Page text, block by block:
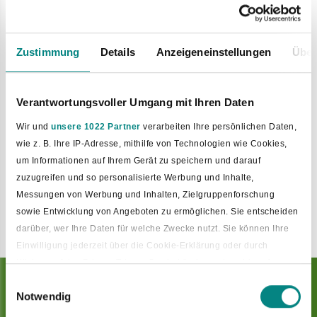
Zustimmung Details Anzeigeneinstellungen
Verantwortungsvoller Umgang mit Ihren Daten
Wir und unsere 1022 Partner verarbeiten Ihre persönlichen Daten,
wie z. B. Ihre IP-Adresse, mithilfe von Technologien wie Cookies,
um Informationen auf Ihrem Gerät zu speichern und darauf
zuzugreifen und so personalisierte Werbung und Inhalte,
Messungen von Werbung und Inhalten, Zielgruppenforschung
sowie Entwicklung von Angeboten zu ermöglichen. Sie entscheiden
darüber, wer Ihre Daten für welche Zwecke nutzt. Sie können Ihre
Einwilligung jederzeit über die Cookie-Erklärung oder durch
Klicken auf das Privacy Trigger Symbol ändern oder widerrufen
Wenn Sie es erlauben, würden wir auch gerne:
Notwendig
Spazierwegen. Sie können Ihre
Tour buchen.
Bad Laer Touristik GmbH
Glandorfer Straße 5
49196 Bad Laer
Telefon: 05424 2911-88
E-Mail:touristinfo@bad-laer.de
Wege entstehen dadurch, dass man